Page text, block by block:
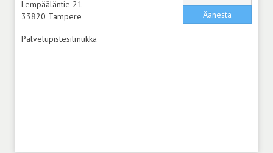
Lempääläntie 21
33820 Tampere
Äänestä
Palvelupistesilmukka